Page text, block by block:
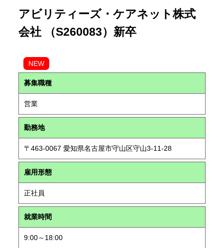
アビリティーズ・ケアネット株式
会社 （S260083）新卒
NEW
募集職種
営業
勤務地
〒463-0067 愛知県名古屋市守山区守山3-11-28
雇用形態
正社員
就業時間
9:00～18:00